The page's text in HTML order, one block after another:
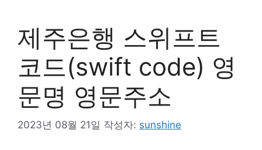
제주은행 스위프트
코드(swift code) 영
문명 영문주소
2023년 08월 21일 작성자: sunshine